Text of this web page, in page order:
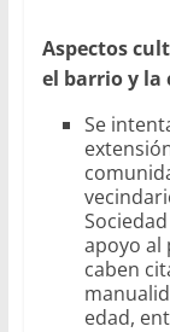
Aspectos
el barrio y la
Se
apoyo al
caben
edad,